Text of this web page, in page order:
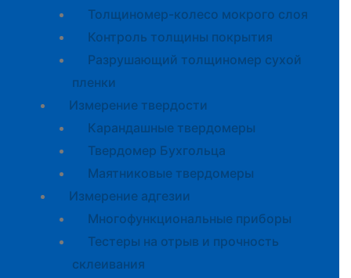
Толщиномер-колесо мокрого слоя
Контроль толщины покрытия
Разрушающий толщиномер сухой
пленки
Измерение твердости
Карандашные твердомеры
Твердомер Бухгольца
Маятниковые твердомеры
Измерение адгезии
Многофункциональные приборы
Тестеры на отрыв и прочность
склеивания